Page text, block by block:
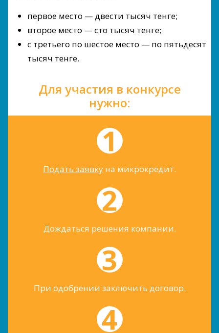
первое место — двести тысяч тенге;
второе место — сто тысяч тенге;
с третьего по шестое место — по пятьдесят
тысяч тенге.
Для участия в конкурсе
нужно:
Подать заявку на микрокредит.
Дождаться решения компании.
При одобрении заключить договор.